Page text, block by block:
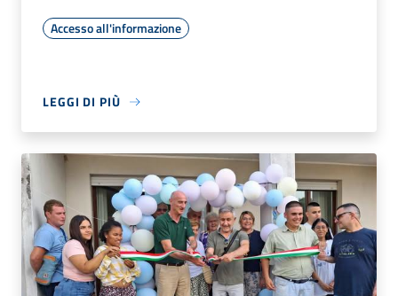
Accesso all'informazione
LEGGI DI PIÙ